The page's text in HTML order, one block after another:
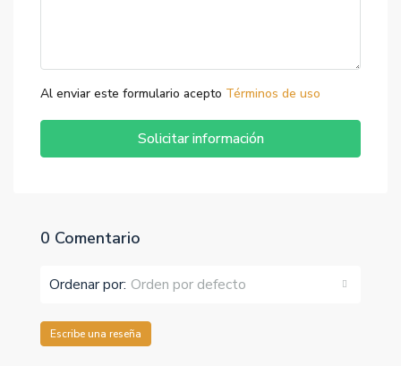
Al enviar este formulario acepto Términos de uso
Solicitar información
0 Comentario
Ordenar por: Orden por defecto
Escribe una reseña